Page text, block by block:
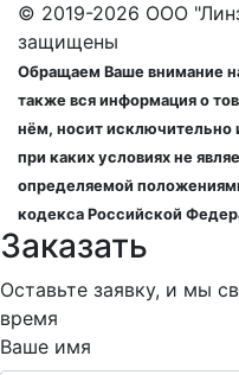
© 2019-2026 ООО
защищены
Обращаем Ваше внимание
также вся информация о
нём, носит исключительно
при каких условиях не
определяемой
кодекса Российской
Заказать
Оставьте заявку, и мы
время
Ваше имя